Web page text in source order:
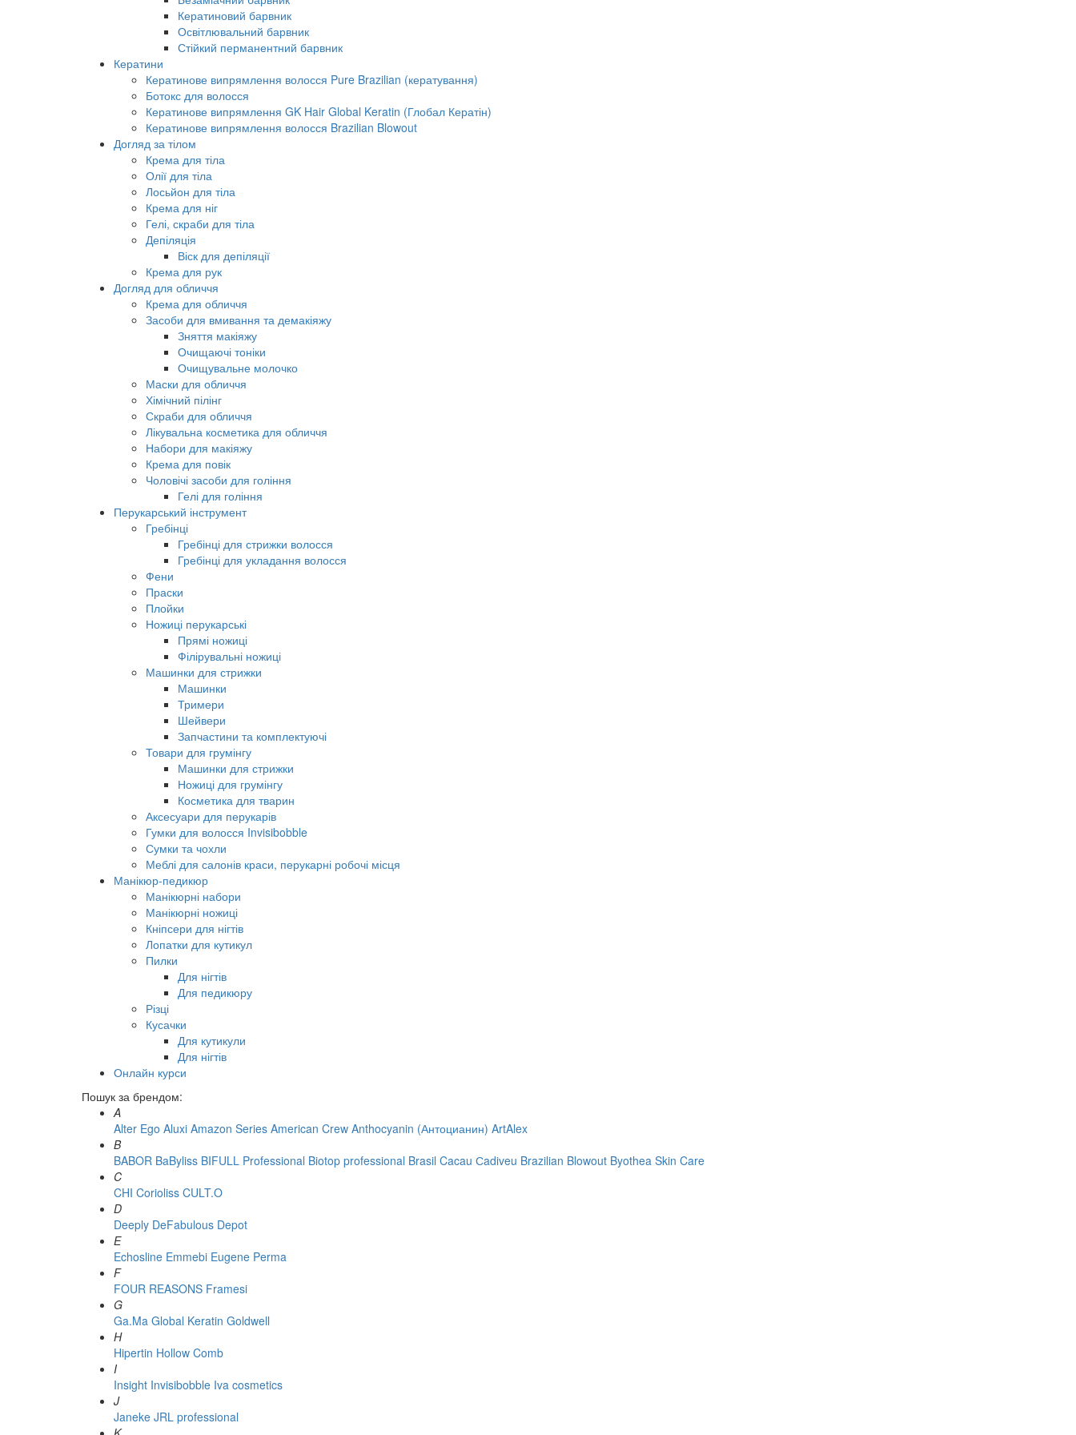
Кератиновий барвник
Освітлювальний барвник
Стійкий перманентний барвник
Кератини
Кератинове випрямлення волосся Pure Brazilian (кератування)
Ботокс для волосся
Кератинове випрямлення GK Hair Global Keratin (Глобал Кератін)
Кератинове випрямлення волосся Brazilian Blowout
Догляд за тілом
Крема для тіла
Олії для тіла
Лосьйон для тіла
Крема для ніг
Гелі, скраби для тіла
Депіляція
Віск для депіляції
Крема для рук
Догляд для обличчя
Крема для обличчя
Засоби для вмивання та демакіяжу
Зняття макіяжу
Очищаючі тоніки
Очищувальне молочко
Маски для обличчя
Хімічний пілінг
Скраби для обличчя
Лікувальна косметика для обличчя
Набори для макіяжу
Крема для повік
Чоловічі засоби для гоління
Гелі для гоління
Перукарський інструмент
Гребінці
Гребінці для стрижки волосся
Гребінці для укладання волосся
Фени
Праски
Плойки
Ножиці перукарські
Прямі ножиці
Філірувальні ножиці
Машинки для стрижки
Машинки
Тримери
Шейвери
Запчастини та комплектуючі
Товари для грумінгу
Машинки для стрижки
Ножиці для грумінгу
Косметика для тварин
Аксесуари для перукарів
Гумки для волосся Invisibobble
Сумки та чохли
Меблі для салонів краси, перукарні робочі місця
Манікюр-педикюр
Манікюрні набори
Манікюрні ножиці
Кніпсери для нігтів
Лопатки для кутикул
Пилки
Для нігтів
Для педикюру
Різці
Кусачки
Для кутикули
Для нігтів
Онлайн курси
Пошук за брендом:
A
Alter Ego Aluxi Amazon Series American Crew Anthocyanin (Антоцианин) ArtAlex
B
BABOR BaByliss BIFULL Professional Biotop professional Brasil Cacau Сadiveu Brazilian Blowout Byothea Skin Care
C
CHI Corioliss CULT.O
D
Deeply DeFabulous Depot
E
Echosline Emmebi Eugene Perma
F
FOUR REASONS Framesi
G
Ga.Ma Global Keratin Goldwell
H
Hipertin Hollow Comb
I
Insight Invisibobble Iva cosmetics
J
Janeke JRL professional